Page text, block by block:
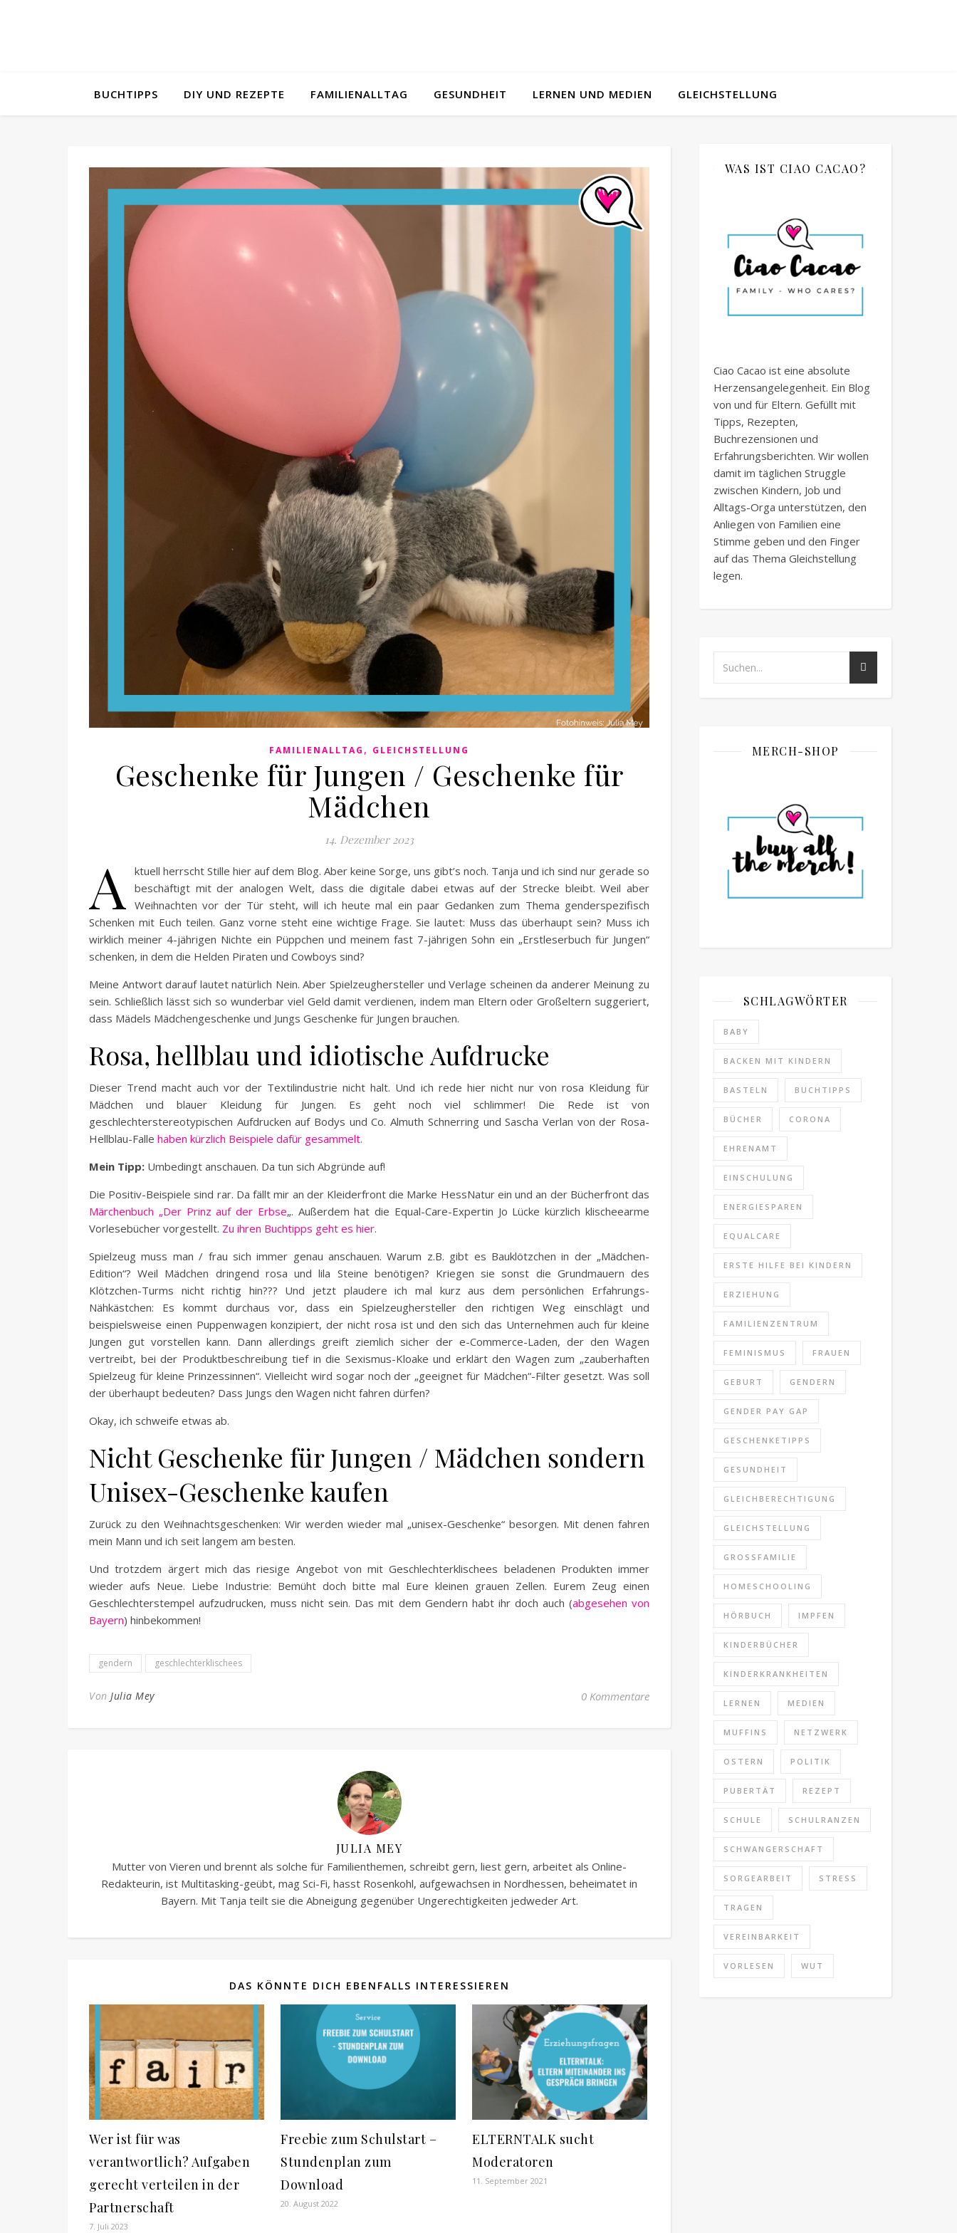
BUCHTIPPS DIY UND REZEPTE FAMILIENALLTAG GESUNDHEIT LERNEN UND MEDIEN GLEICHSTELLUNG
FAMILIENALLTAG , GLEICHSTELLUNG
Geschenke für Jungen / Geschenke für
Mädchen
14. Dezember 2023
A
ktuell herrscht Stille hier auf dem Blog. Aber keine Sorge, uns gibt’s noch. Tanja und ich sind nur gerade so
beschäftigt mit der analogen Welt, dass die digitale dabei etwas auf der Strecke bleibt. Weil aber
Weihnachten vor der Tür steht, will ich heute mal ein paar Gedanken zum Thema genderspezifisch
Schenken mit Euch teilen. Ganz vorne steht eine wichtige Frage. Sie lautet: Muss das überhaupt sein? Muss ich
wirklich meiner 4-jährigen Nichte ein Püppchen und meinem fast 7-jährigen Sohn ein „Erstleserbuch für Jungen“
schenken, in dem die Helden Piraten und Cowboys sind?
Meine Antwort darauf lautet natürlich Nein. Aber Spielzeughersteller und Verlage scheinen da anderer Meinung zu
sein. Schließlich lässt sich so wunderbar viel Geld damit verdienen, indem man Eltern oder Großeltern suggeriert,
dass Mädels Mädchengeschenke und Jungs Geschenke für Jungen brauchen.
Rosa, hellblau und idiotische Aufdrucke
Dieser Trend macht auch vor der Textilindustrie nicht halt. Und ich rede hier nicht nur von rosa Kleidung für
Mädchen und blauer Kleidung für Jungen. Es geht noch viel schlimmer! Die Rede ist von
geschlechterstereotypischen Aufdrucken auf Bodys und Co. Almuth Schnerring und Sascha Verlan von der Rosa-
Hellblau-Falle haben kürzlich Beispiele dafür gesammelt.
Mein Tipp: Umbedingt anschauen. Da tun sich Abgründe auf!
Die Positiv-Beispiele sind rar. Da fällt mir an der Kleiderfront die Marke HessNatur ein und an der Bücherfront das
Märchenbuch „Der Prinz auf der Erbse„. Außerdem hat die Equal-Care-Expertin Jo Lücke kürzlich klischeearme
Vorlesebücher vorgestellt. Zu ihren Buchtipps geht es hier.
Spielzeug muss man / frau sich immer genau anschauen. Warum z.B. gibt es Bauklötzchen in der „Mädchen-
Edition“? Weil Mädchen dringend rosa und lila Steine benötigen? Kriegen sie sonst die Grundmauern des
Klötzchen-Turms nicht richtig hin??? Und jetzt plaudere ich mal kurz aus dem persönlichen Erfahrungs-
Nähkästchen: Es kommt durchaus vor, dass ein Spielzeughersteller den richtigen Weg einschlägt und
beispielsweise einen Puppenwagen konzipiert, der nicht rosa ist und den sich das Unternehmen auch für kleine
Jungen gut vorstellen kann. Dann allerdings greift ziemlich sicher der e-Commerce-Laden, der den Wagen
vertreibt, bei der Produktbeschreibung tief in die Sexismus-Kloake und erklärt den Wagen zum „zauberhaften
Spielzeug für kleine Prinzessinnen“. Vielleicht wird sogar noch der „geeignet für Mädchen“-Filter gesetzt. Was soll
der überhaupt bedeuten? Dass Jungs den Wagen nicht fahren dürfen?
Okay, ich schweife etwas ab.
Nicht Geschenke für Jungen / Mädchen sondern
Unisex-Geschenke kaufen
Zurück zu den Weihnachtsgeschenken: Wir werden wieder mal „unisex-Geschenke“ besorgen. Mit denen fahren
mein Mann und ich seit langem am besten.
Und trotzdem ärgert mich das riesige Angebot von mit Geschlechterklischees beladenen Produkten immer
wieder aufs Neue. Liebe Industrie: Bemüht doch bitte mal Eure kleinen grauen Zellen. Eurem Zeug einen
Geschlechterstempel aufzudrucken, muss nicht sein. Das mit dem Gendern habt ihr doch auch (abgesehen von
Bayern) hinbekommen!
gendern geschlechterklischees
Von Julia Mey 0 Kommentare
JULIA MEY
Mutter von Vieren und brennt als solche für Familienthemen, schreibt gern, liest gern, arbeitet als Online-
Redakteurin, ist Multitasking-geübt, mag Sci-Fi, hasst Rosenkohl, aufgewachsen in Nordhessen, beheimatet in
Bayern. Mit Tanja teilt sie die Abneigung gegenüber Ungerechtigkeiten jedweder Art.
DAS KÖNNTE DICH EBENFALLS INTERESSIEREN
Wer ist für was
verantwortlich? Aufgaben
gerecht verteilen in der
Partnerschaft
7. Juli 2023
Freebie zum Schulstart –
Stundenplan zum
Download
20. August 2022
ELTERNTALK sucht
Moderatoren
11. September 2021
WAS IST CIAO CACAO?
Ciao Cacao ist eine absolute
Herzensangelegenheit. Ein Blog
von und für Eltern. Gefüllt mit
Tipps, Rezepten,
Buchrezensionen und
Erfahrungsberichten. Wir wollen
damit im täglichen Struggle
zwischen Kindern, Job und
Alltags-Orga unterstützen, den
Anliegen von Familien eine
Stimme geben und den Finger
auf das Thema Gleichstellung
legen.
MERCH-SHOP
SCHLAGWÖRTER
BABY
BACKEN MIT KINDERN
BASTELN BUCHTIPPS
BÜCHER CORONA
EHRENAMT
EINSCHULUNG
ENERGIESPAREN
EQUALCARE
ERSTE HILFE BEI KINDERN
ERZIEHUNG
FAMILIENZENTRUM
FEMINISMUS FRAUEN
GEBURT GENDERN
GENDER PAY GAP
GESCHENKETIPPS
GESUNDHEIT
GLEICHBERECHTIGUNG
GLEICHSTELLUNG
GROSSFAMILIE
HOMESCHOOLING
HÖRBUCH IMPFEN
KINDERBÜCHER
KINDERKRANKHEITEN
LERNEN MEDIEN
MUFFINS NETZWERK
OSTERN POLITIK
PUBERTÄT REZEPT
SCHULE SCHULRANZEN
SCHWANGERSCHAFT
SORGEARBEIT STRESS
TRAGEN
VEREINBARKEIT
VORLESEN WUT